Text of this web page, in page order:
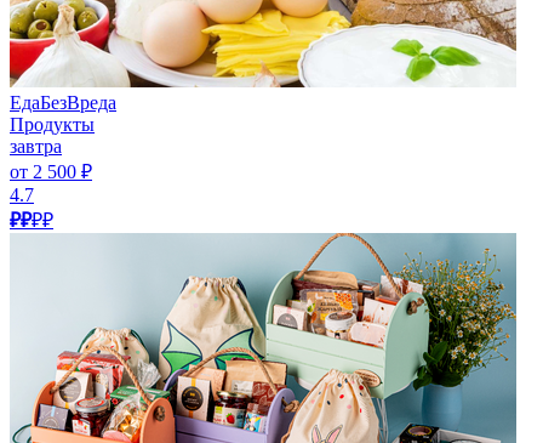
ЕдаБезВреда
Продукты
завтра
от 2 500 ₽
4.7
₽₽₽₽